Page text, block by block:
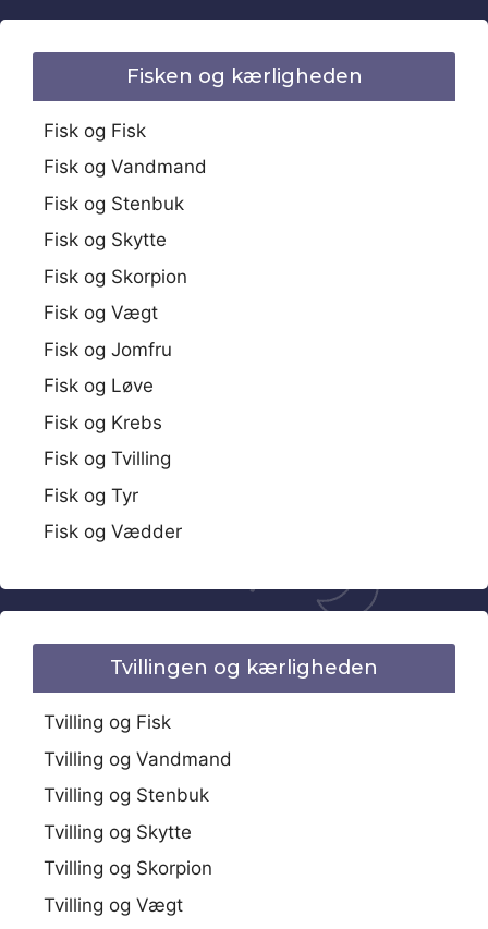
Fisken og kærligheden
Fisk og Fisk
Fisk og Vandmand
Fisk og Stenbuk
Fisk og Skytte
Fisk og Skorpion
Fisk og Vægt
Fisk og Jomfru
Fisk og Løve
Fisk og Krebs
Fisk og Tvilling
Fisk og Tyr
Fisk og Vædder
Tvillingen og kærligheden
Tvilling og Fisk
Tvilling og Vandmand
Tvilling og Stenbuk
Tvilling og Skytte
Tvilling og Skorpion
Tvilling og Vægt